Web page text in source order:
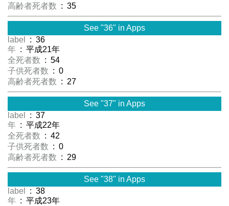
高齢者死者数 : 35
See "36" in Apps
label
: 36
年 : 平成21年
全死者数 : 54
子供死者数 : 0
高齢者死者数 : 27
See "37" in Apps
label
: 37
年 : 平成22年
全死者数 : 42
子供死者数 : 0
高齢者死者数 : 29
See "38" in Apps
label
: 38
年 : 平成23年